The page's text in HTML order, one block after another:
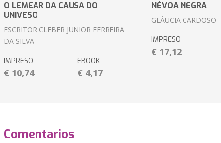
O LEMEAR DA CAUSA DO
UNIVESO
ESCRITOR CLEBER JUNIOR FERREIRA
DA SILVA
IMPRESO
€ 10,74
EBOOK
€ 4,17
NÉVOA NEGRA
GLÁUCIA CARDOSO
IMPRESO
€ 17,12
Comentarios